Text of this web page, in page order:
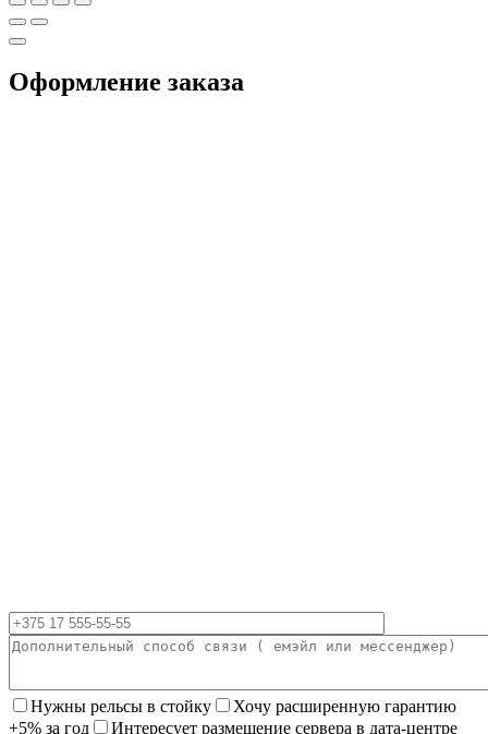
Оформление заказа
Нужны рельсы в стойку
Хочу расширенную гарантию
+5% за год
Интересует размещение сервера в дата-центре